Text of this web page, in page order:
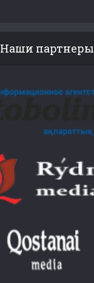
Наши партнеры